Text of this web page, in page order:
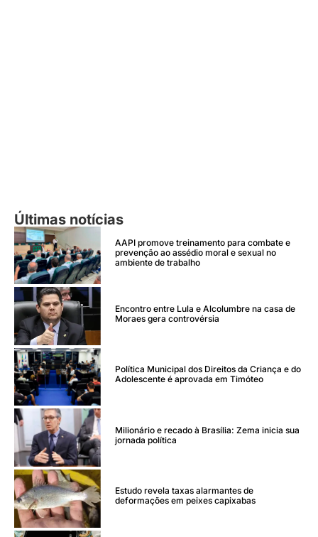
Últimas notícias
AAPI promove treinamento para combate e
prevenção ao assédio moral e sexual no
ambiente de trabalho
Encontro entre Lula e Alcolumbre na casa de
Moraes gera controvérsia
Política Municipal dos Direitos da Criança e do
Adolescente é aprovada em Timóteo
Milionário e recado à Brasília: Zema inicia sua
jornada política
Estudo revela taxas alarmantes de
deformações em peixes capixabas